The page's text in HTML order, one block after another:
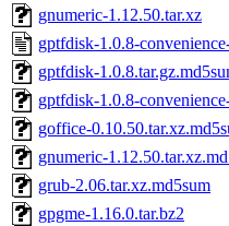
gnumeric-1.12.50.tar.xz
gptfdisk-1.0.8-
gptfdisk-
gptfdisk-1.0.8-
goffice-
gnumeric-
grub-2.06.tar.xz.md5sum
gpgme-1.16.0.tar.bz2